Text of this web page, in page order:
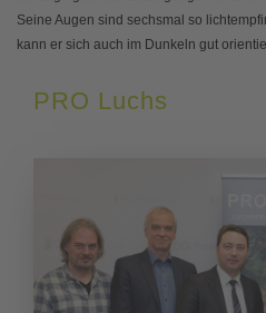
Seine Augen sind sechsmal so
kann er sich auch im Dunkeln gut
PRO Luchs